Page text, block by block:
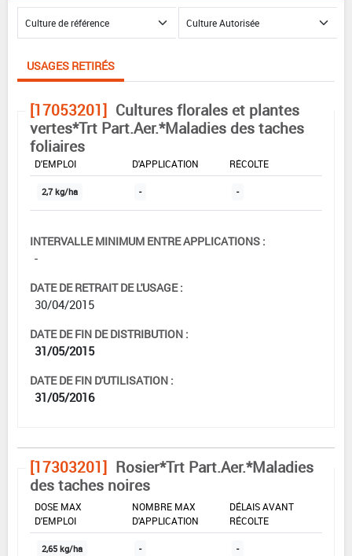
USAGES RETIRÉS
[17053201] Cultures florales et plantes
vertes*Trt Part.Aer.*Maladies des taches
foliaires
DOSE MAX
D'EMPLOI
D'APPLICATION
RÉCOLTE
2,7 kg/ha - -
INTERVALLE MINIMUM ENTRE APPLICATIONS :
-
DATE DE RETRAIT DE L'USAGE :
30/04/2015
DATE DE FIN DE DISTRIBUTION :
31/05/2015
DATE DE FIN D'UTILISATION :
31/05/2016
[17303201] Rosier*Trt Part.Aer.*Maladies
des taches noires
DOSE MAX
D'EMPLOI
NOMBRE MAX
D'APPLICATION
DÉLAIS AVANT
RÉCOLTE
2,65 kg/ha - -